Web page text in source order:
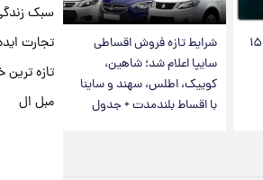
فال روزانه واقعی پنجشنبه ۱۵
شرایط تازه فروش اقساطی
سایپا اعلام شد؛ شاهین،
کوییک، اطلس، سهند و ساینا
با اقساط بلندمدت + جدول
سبک
تجارت
تازه ترین
مبل ال